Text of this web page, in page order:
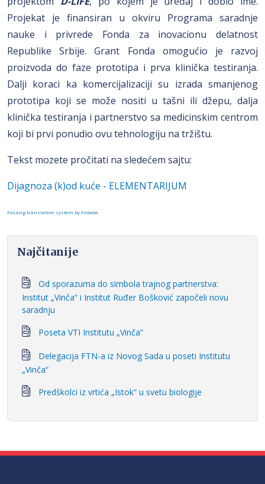
Projekat je finansiran u okviru Programa saradnje
nauke i privrede Fonda za inovacionu delatnost
Republike Srbije. Grant Fonda omogućio je razvoj
proizvoda do faze prototipa i prva klinička testiranja.
Dalji koraci ka komercijalizaciji su izrada smanjenog
prototipa koji se može nositi u tašni ili džepu, dalja
klinička testiranja i partnerstvo sa medicinskim centrom
koji bi prvi ponudio ovu tehnologiju na tržištu.
Tekst mozete pročitati na sledećem sajtu:
Dijagnoza (k)od kuće - ELEMENTARIJUM
FaLang translation system by Faboba
Najčitanije
Od sporazuma do simbola trajnog partnerstva:
Institut „Vinča“ i Institut Ruđer Bošković započeli novu
saradnju
Poseta VTI Institutu „Vinča“
Delegacija FTN-a iz Novog Sada u poseti Institutu
„Vinča“
Predškolci iz vrtića „Istok“ u svetu biologije